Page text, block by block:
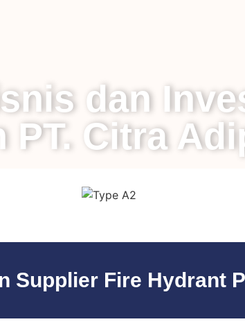
dan
PT. Citra
Supplier Fire Hydrant